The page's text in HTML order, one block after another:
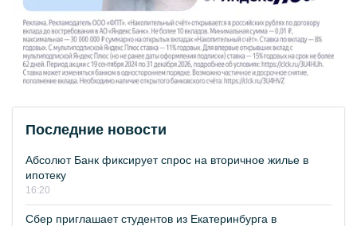
Последние новости
Абсолют Банк фиксирует спрос на вторичное жилье в
ипотеку
16:20
Сбер приглашает студентов из Екатеринбурга в